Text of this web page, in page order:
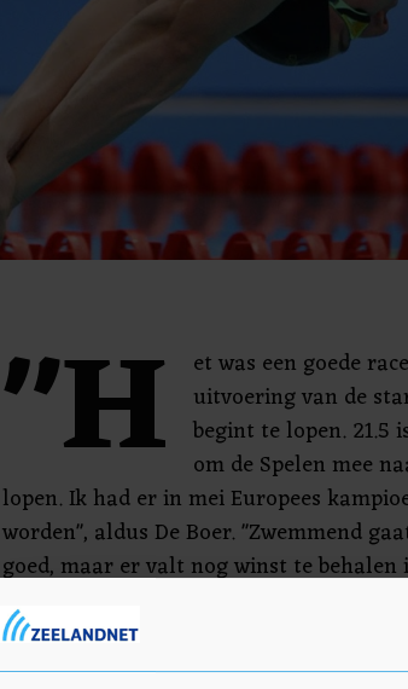
"H
et was een goede
uitvoering van de
begint te lopen. 21.5
om de Spelen mee
lopen. Ik had er in mei Europees
worden", aldus De Boer. "Zwemmend
goed, maar er valt nog winst te
meter. Dat kan net die honderdsten
verlies liggen heel dicht bij elkaar op
Komende weken weten we waar we aan